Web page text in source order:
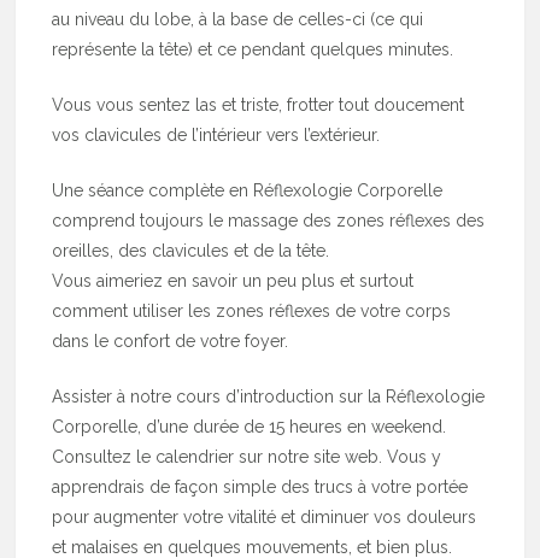
au niveau du lobe, à la base de celles-ci (ce qui
représente la tête) et ce pendant quelques minutes.
Vous vous sentez las et triste, frotter tout doucement
vos clavicules de l’intérieur vers l’extérieur.
Une séance complète en Réflexologie Corporelle
comprend toujours le massage des zones réflexes des
oreilles, des clavicules et de la tête.
Vous aimeriez en savoir un peu plus et surtout
comment utiliser les zones réflexes de votre corps
dans le confort de votre foyer.
Assister à notre cours d’introduction sur la Réflexologie
Corporelle, d’une durée de 15 heures en weekend.
Consultez le calendrier sur notre site web. Vous y
apprendrais de façon simple des trucs à votre portée
pour augmenter votre vitalité et diminuer vos douleurs
et malaises en quelques mouvements, et bien plus.